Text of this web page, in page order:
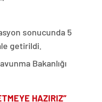
sonucunda 5
getirildi.
Bakanlığı
HAZIRIZ”